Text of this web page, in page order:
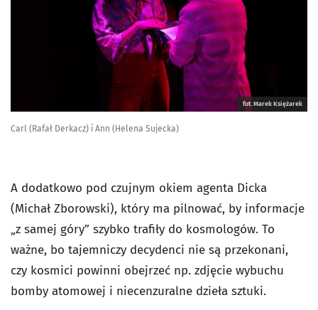
fot. Marek Księżarek
Carl (Rafał Derkacz) i Ann (Helena Sujecka)
A dodatkowo pod czujnym okiem agenta Dicka
(Michał Zborowski), który ma pilnować, by informacje
„z samej góry” szybko trafiły do kosmologów. To
ważne, bo tajemniczy decydenci nie są przekonani,
czy kosmici powinni obejrzeć np. zdjęcie wybuchu
bomby atomowej i niecenzuralne dzieła sztuki.